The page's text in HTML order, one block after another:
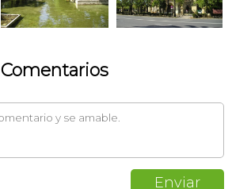
Comentarios